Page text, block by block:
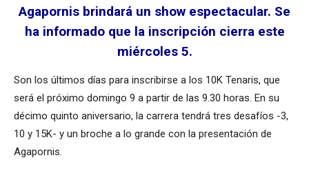
Agapornis brindará un show espectacular. Se
ha informado que la inscripción cierra este
miércoles 5.
Son los últimos días para inscribirse a los 10K Tenaris, que
será el próximo domingo 9 a partir de las 9.30 horas. En su
décimo quinto aniversario, la carrera tendrá tres desafíos -3,
10 y 15K- y un broche a lo grande con la presentación de
Agapornis.